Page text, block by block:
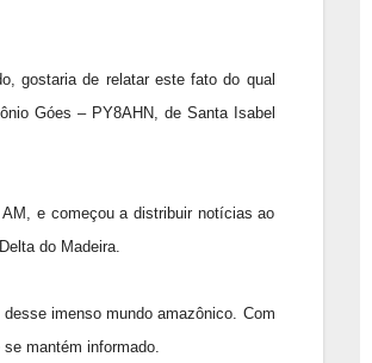
gostaria de relatar este fato do qual
Góes – PY8AHN, de Santa Isabel
e começou a distribuir notícias ao
do Madeira.
imenso mundo amazônico. Com
mantém informado.